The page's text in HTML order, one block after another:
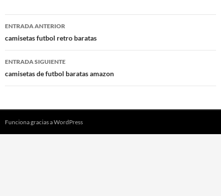
Navegación
de
entradas
ENTRADA ANTERIOR
camisetas futbol retro baratas
ENTRADA SIGUIENTE
camisetas de futbol baratas amazon
Funciona gracias a WordPress